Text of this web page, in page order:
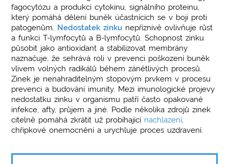
fagocytózu a produkci cytokinu, signálního proteinu,
který pomáhá dělení buněk účastnících se v boji proti
patogenům. Nedostatek zinku nepříznivě ovlivňuje růst
a funkci T-lymfocytů a B-lymfocytů. Schopnost zinku
působit jako antioxidant a stabilizovat membrány
naznačuje, že sehrává roli v prevenci poškození buněk
vlivem volných radikálů během zánětlivých procesů.
Zinek je nenahraditelným stopovým prvkem v procesu
prevenci a budování imunity. Mezi imunologické projevy
nedostatku zinku v organismu patří často opakované
infekce, afty, průjem a jiné. Podle několika zdrojů zinek
citelně pomáhá zkrátit už probíhající nachlazení,
chřipkové onemocnění a urychluje proces uzdravení.